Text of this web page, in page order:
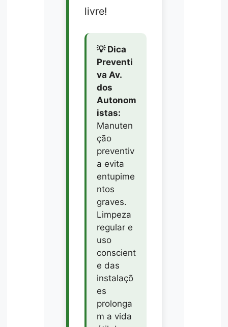
livre!
💡 Dica
Preventi
va Av.
dos
Autonom
istas:
Manuten
ção
preventiv
a evita
entupime
ntos
graves.
Limpeza
regular e
uso
conscient
e das
instalaçõ
es
prolonga
m a vida